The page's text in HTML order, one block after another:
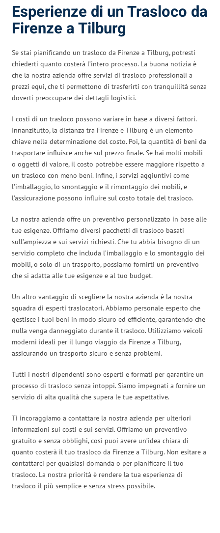
Esperienze di un Trasloco da
Firenze a Tilburg
Se stai pianificando un trasloco da Firenze a Tilburg, potresti
chiederti quanto costerà l’intero processo. La buona notizia è
che la nostra azienda offre servizi di trasloco professionali a
prezzi equi, che ti permettono di trasferirti con tranquillità senza
doverti preoccupare dei dettagli logistici.
I costi di un trasloco possono variare in base a diversi fattori.
Innanzitutto, la distanza tra Firenze e Tilburg è un elemento
chiave nella determinazione del costo. Poi, la quantità di beni da
trasportare influisce anche sul prezzo finale. Se hai molti mobili
o oggetti di valore, il costo potrebbe essere maggiore rispetto a
un trasloco con meno beni. Infine, i servizi aggiuntivi come
l’imballaggio, lo smontaggio e il rimontaggio dei mobili, e
l’assicurazione possono influire sul costo totale del trasloco.
La nostra azienda offre un preventivo personalizzato in base alle
tue esigenze. Offriamo diversi pacchetti di trasloco basati
sull’ampiezza e sui servizi richiesti. Che tu abbia bisogno di un
servizio completo che includa l’imballaggio e lo smontaggio dei
mobili, o solo di un trasporto, possiamo fornirti un preventivo
che si adatta alle tue esigenze e al tuo budget.
Un altro vantaggio di scegliere la nostra azienda è la nostra
squadra di esperti traslocatori. Abbiamo personale esperto che
gestisce i tuoi beni in modo sicuro ed efficiente, garantendo che
nulla venga danneggiato durante il trasloco. Utilizziamo veicoli
moderni ideali per il lungo viaggio da Firenze a Tilburg,
assicurando un trasporto sicuro e senza problemi.
Tutti i nostri dipendenti sono esperti e formati per garantire un
processo di trasloco senza intoppi. Siamo impegnati a fornire un
servizio di alta qualità che supera le tue aspettative.
Ti incoraggiamo a contattare la nostra azienda per ulteriori
informazioni sui costi e sui servizi. Offriamo un preventivo
gratuito e senza obblighi, così puoi avere un’idea chiara di
quanto costerà il tuo trasloco da Firenze a Tilburg. Non esitare a
contattarci per qualsiasi domanda o per pianificare il tuo
trasloco. La nostra priorità è rendere la tua esperienza di
trasloco il più semplice e senza stress possibile.